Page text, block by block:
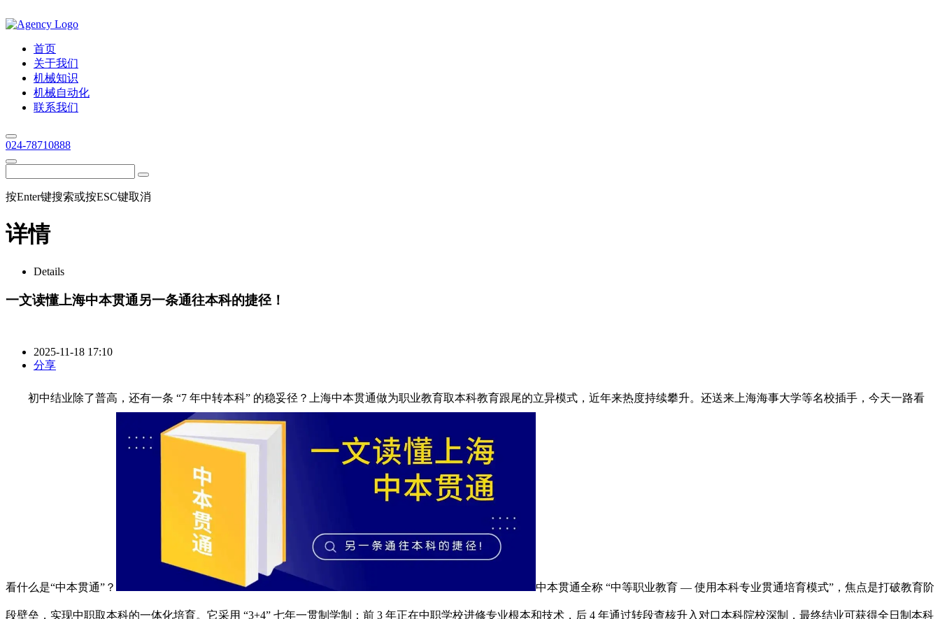
首页
关于我们
机械知识
机械自动化
联系我们
024-78710888
按Enter键搜索或按ESC键取消
详情
Details
一文读懂上海中本贯通另一条通往本科的捷径！
2025-11-18 17:10
分享
初中结业除了普高，还有一条 “7 年中转本科” 的稳妥径？上海中本贯通做为职业教育取本科教育跟尾的立异模式，近年来热度持续攀升。还送来上海海事大学等名校插手，今天一路看
看什么是“中本贯通”？ 中本贯通全称 “中等职业教育 — 使用本科专业贯通培育模式”，焦点是打破教育阶
段壁垒，实现中职取本科的一体化培育。它采用 “3+4” 七年一贯制学制：前 3 年正在中职学校进修专业根本和技术，后 4 年通过转段查核升入对口本科院校深制，最终结业可获得全日制本科